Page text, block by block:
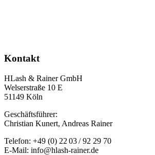
Kontakt
HLash & Rainer GmbH
Welserstraße 10 E
51149 Köln
Geschäftsführer:
Christian Kunert, Andreas Rainer
Telefon: +49 (0) 22 03 / 92 29 70
E-Mail: info@hlash-rainer.de